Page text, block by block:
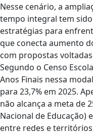
Nesse cenário, a
tempo integral tem
estratégias para
que conecta aumento
com propostas
Segundo o Censo
Anos Finais nessa
para 23,7% em 2025.
não alcança a meta de
Nacional de Educação)
entre redes e